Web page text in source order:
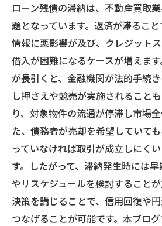
ローン残債の滞納は、不動産買取
題となっています。返済が滞るこ
情報に悪影響が及び、クレジット
借入が困難になるケースが増えま
が長引くと、金融機関が法的手続
し押さえや競売が実施されること
り、対象物件の流通が停滞し市場
た、債務者が売却を希望していて
っていなければ取引が成立しにく
す。したがって、滞納発生時には
やリスケジュールを検討すること
決策を講じることで、信用回復や
つなげることが可能です。本ブロ